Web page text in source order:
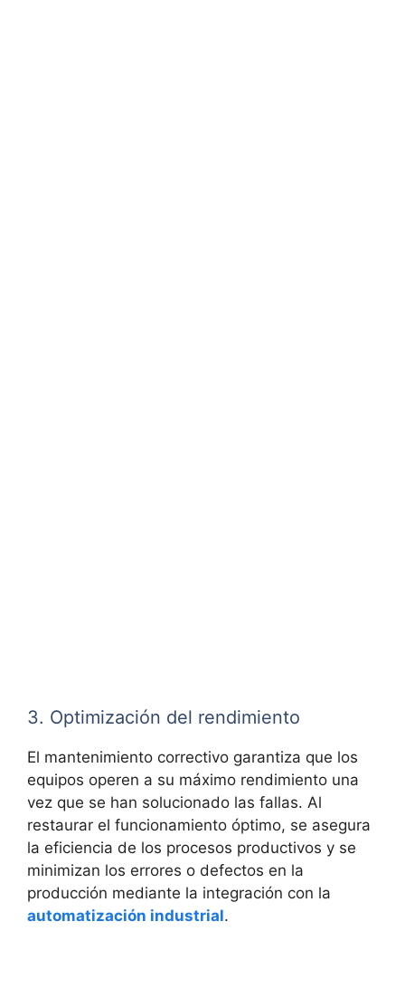
3. Optimización del rendimiento
El mantenimiento correctivo garantiza que los
equipos operen a su máximo rendimiento una
vez que se han solucionado las fallas. Al
restaurar el funcionamiento óptimo, se asegura
la eficiencia de los procesos productivos y se
minimizan los errores o defectos en la
producción mediante la integración con la
automatización industrial.